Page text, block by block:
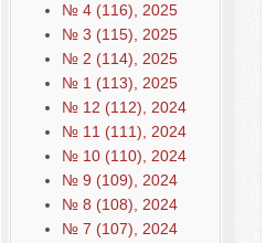
№ 4 (116), 2025
№ 3 (115), 2025
№ 2 (114), 2025
№ 1 (113), 2025
№ 12 (112), 2024
№ 11 (111), 2024
№ 10 (110), 2024
№ 9 (109), 2024
№ 8 (108), 2024
№ 7 (107), 2024